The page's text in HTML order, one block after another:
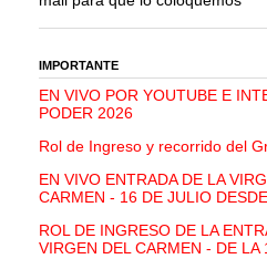
IMPORTANTE
EN VIVO POR YOUTUBE E
PODER 2026
Rol de Ingreso y recorrido del
EN VIVO ENTRADA DE LA
CARMEN - 16 DE JULIO
ROL DE INGRESO DE LA
VIRGEN DEL CARMEN - DE LA